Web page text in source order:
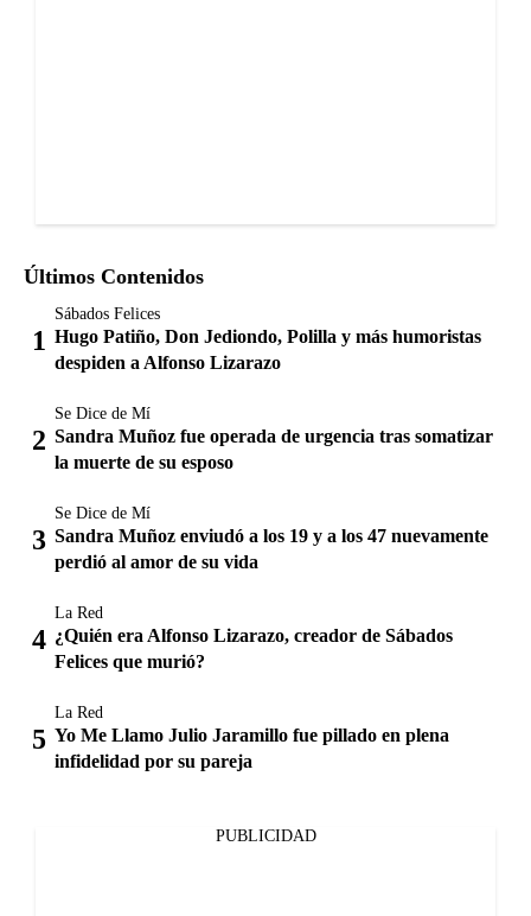
Últimos Contenidos
Sábados Felices
Hugo Patiño, Don Jediondo, Polilla y más humoristas
despiden a Alfonso Lizarazo
Se Dice de Mí
Sandra Muñoz fue operada de urgencia tras somatizar
la muerte de su esposo
Se Dice de Mí
Sandra Muñoz enviudó a los 19 y a los 47 nuevamente
perdió al amor de su vida
La Red
¿Quién era Alfonso Lizarazo, creador de Sábados
Felices que murió?
La Red
Yo Me Llamo Julio Jaramillo fue pillado en plena
infidelidad por su pareja
PUBLICIDAD